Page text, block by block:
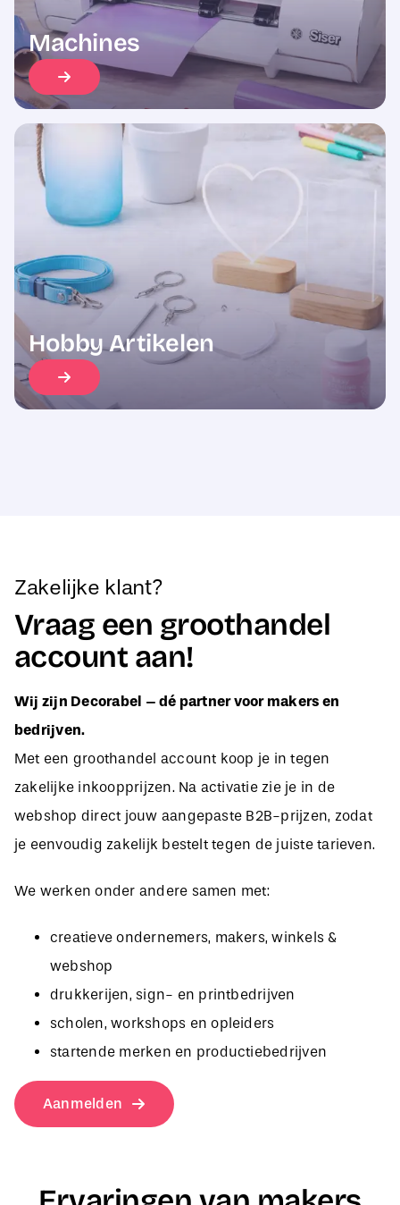
Machines
Hobby Artikelen
Vraag een groothandel
account aan!
Wij zijn Decorabel – dé partner voor makers en
bedrijven.
Met een groothandel account koop je in tegen
zakelijke inkoopprijzen. Na activatie zie je in de
webshop direct jouw aangepaste B2B-prijzen, zodat
je eenvoudig zakelijk bestelt tegen de juiste tarieven.
webshop
drukkerijen, sign- en printbedrijven
scholen, workshops en opleiders
startende merken en productiebedrijven